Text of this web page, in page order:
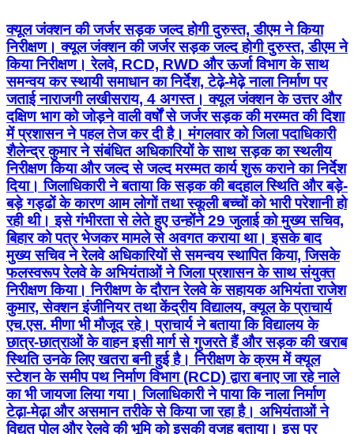
क्यूल जंक्शन की जर्जर सड़क जल्द होगी दुरुस्त, डीएम ने किया
निरीक्षण। क्यूल जंक्शन की जर्जर सड़क जल्द होगी दुरुस्त, डीएम ने
किया निरीक्षण। रेलवे, RCD, RWD और ऊर्जा विभाग के साथ
समन्वय कर स्थायी समाधान का निर्देश, टेढ़े-मेढ़े नाला निर्माण पर
जताई नाराजगी लखीसराय, 4 अगस्त। क्यूल जंक्शन के उत्तर और
दक्षिण भाग को जोड़ने वाली वर्षों से जर्जर सड़क की मरम्मत की दिशा
में प्रशासन ने पहल तेज कर दी है। मंगलवार को जिला पदाधिकारी
शैलेन्द्र कुमार ने संबंधित अधिकारियों के साथ सड़क का स्थलीय
निरीक्षण किया और जल्द से जल्द मरम्मत कार्य शुरू कराने का निर्देश
दिया। जिलाधिकारी ने बताया कि सड़क की बदहाल स्थिति और बड़े-
बड़े गड्ढों के कारण आम लोगों तथा स्कूली बच्चों को भारी परेशानी हो
रही थी। इसे गंभीरता से लेते हुए उन्होंने 29 जुलाई को मुख्य सचिव,
बिहार को पत्र भेजकर मामले से अवगत कराया था। इसके बाद
मुख्य सचिव ने रेलवे अधिकारियों से समन्वय स्थापित किया, जिसके
फलस्वरूप रेलवे के अभियंताओं ने जिला प्रशासन के साथ संयुक्त
निरीक्षण किया। निरीक्षण के दौरान रेलवे के सहायक अभियंता राजेश
कुमार, सेक्शन इंजीनियर तथा केंद्रीय विद्यालय, क्यूल के प्राचार्य
एच.एस. मीणा भी मौजूद रहे। प्राचार्य ने बताया कि विद्यालय के
छात्र-छात्राओं के वाहन इसी मार्ग से गुजरते हैं और सड़क की खराब
स्थिति उनके लिए खतरा बनी हुई है। निरीक्षण के क्रम में क्यूल
स्टेशन के समीप पथ निर्माण विभाग (RCD) द्वारा बनाए जा रहे नाले
का भी जायजा लिया गया। जिलाधिकारी ने पाया कि नाला निर्माण
टेढ़ा-मेढ़ा और असमान तरीके से किया जा रहा है। अभियंताओं ने
विद्युत पोल और रेलवे की भूमि को इसकी वजह बताया। इस पर